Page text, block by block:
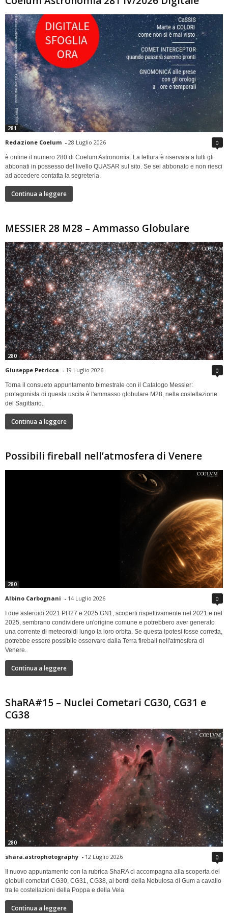
281
Redazione Coelum - 28 Luglio 2026 0
è online il numero 280 di Coelum Astronomia. La lettura è riservata a tutti gli
abbonati in possesso del livello QUASAR sul sito. Se sei abbonato e non riesci
ad accedere contatta la segreteria.
Continua a leggere
MESSIER 28 M28 – Ammasso Globulare
280
Giuseppe Petricca - 19 Luglio 2026 0
Torna il consueto appuntamento bimestrale con il Catalogo Messier:
protagonista di questa uscita è l'ammasso globulare M28, nella costellazione
del Sagittario.
Continua a leggere
Possibili fireball nell’atmosfera di Venere
280
Albino Carbognani - 14 Luglio 2026 0
I due asteroidi 2021 PH27 e 2025 GN1, scoperti rispettivamente nel 2021 e nel
2025, sembrano condividere un'origine comune e potrebbero aver generato
una corrente di meteoroidi lungo la loro orbita. Se questa ipotesi fosse corretta,
potrebbe essere possibile osservare dalla Terra fireball nell'atmosfera di
Venere.
Continua a leggere
ShaRA#15 – Nuclei Cometari CG30, CG31 e
CG38
280
shara.astrophotography - 12 Luglio 2026 0
Il nuovo appuntamento con la rubrica ShaRA ci accompagna alla scoperta dei
globuli cometari CG30, CG31, CG38, ai bordi della Nebulosa di Gum a cavallo
tra le costellazioni della Poppa e della Vela
Continua a leggere